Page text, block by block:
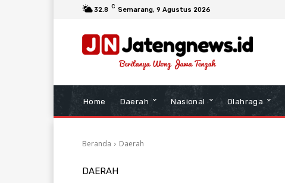
32.8 C Semarang, 9 Agustus 2026
Home Daerah Nasional Olahraga
Beranda Daerah
DAERAH